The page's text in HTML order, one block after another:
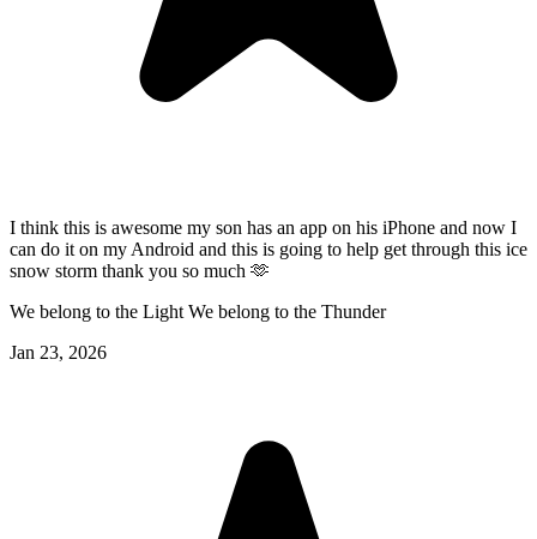
I think this is awesome my son has an app on his iPhone and now I
can do it on my Android and this is going to help get through this ice
snow storm thank you so much 🫶
We belong to the Light We belong to the Thunder
Jan 23, 2026